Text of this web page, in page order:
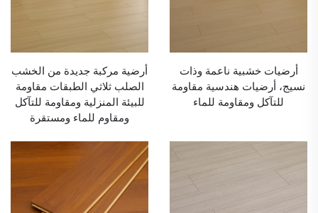
أرضيات خشبية ناعمة وذات
نسيج، أرضيات هندسية مقاومة
للتآكل ومقاومة للماء
أرضية مركبة جديدة من الخشب
الصلب ثلاثي الطبقات مقاومة
للبيئة المنزلية ومقاومة للتآكل
ومقاوم للماء ومستقرة